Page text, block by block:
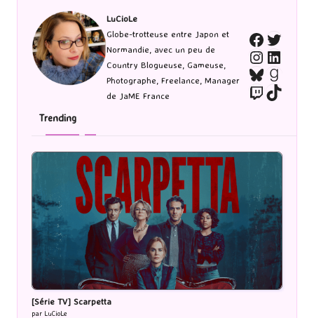
LuCioLe
Globe-trotteuse entre Japon et
Normandie, avec un peu de
Country Blogueuse, Gameuse,
Photographe, Freelance, Manager
de JaME France
Bluesky
TwitchTikTok
Trending
[Série TV] Scarpetta
par LuCioLe